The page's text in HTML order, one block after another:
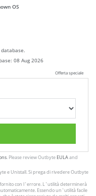
OS
08 Aug 2026
Offerta speciale
. Please review Outbyte EULAand
e Unistall. Si prega di rivedere Outbyte
con l`errore. L`utilità determinerà
Essendo un`utilità facile